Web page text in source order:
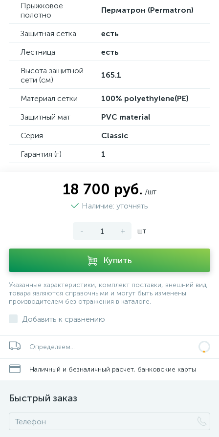
Прыжковое
полотно
Перматрон (Permatron)
Защитная сетка
есть
Лестница
есть
Высота защитной
сети (см)
165.1
Материал сетки
100% polyethylene(PE)
Защитный мат
PVC material
Серия
Classic
Гарантия (г)
1
18 700 руб. /шт
Наличие: уточнять
- + шт
Купить
Указанные характеристики, комплект поставки, внешний вид
товара являются справочными и могут быть изменены
производителем без отражения в каталоге.
Добавить к сравнению
Определяем...
Наличный и безналичный расчет, банковские карты
Быстрый заказ